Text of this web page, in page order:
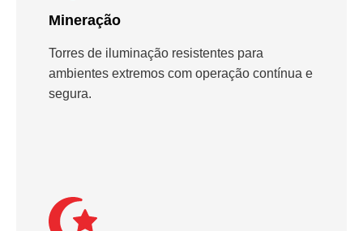
Mineração
Torres de iluminação resistentes para
ambientes extremos com operação contínua e
segura.